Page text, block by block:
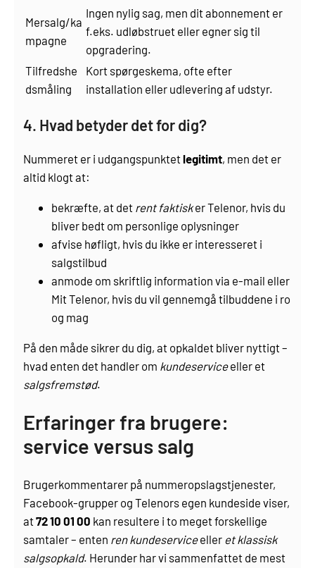
Mersalg/ka
mpagne
Ingen nylig sag, men dit abonnement er
f.eks. udløbs­truet eller egner sig til
opgradering.
Tilfredshe
ds­måling
Kort spørgeskema, ofte efter
installation eller udlevering af udstyr.
4. Hvad betyder det for dig?
Nummeret er i udgangspunktetlegitimt, men det er
altid klogt at:
bekræfte, at det rent faktisker Telenor, hvis du
bliver bedt om personlige oplysninger
afvise høfligt, hvis du ikke er interesseret i
salgstilbud
anmode om skriftlig information via e-mail eller
Mit Telenor, hvis du vil gennemgå tilbuddene i ro
og mag
På den måde sikrer du dig, at opkaldet bliver nyttigt –
hvad enten det handler om kundeserviceeller et
salgsfremstød.
Erfaringer fra brugere:
service versus salg
Brugerkommentarer på nummeropslagstjenester,
Facebook-grupper og Telenors egen kundeside viser,
at72 10 01 00 kan resultere i to meget forskellige
samtaler – enten ren kundeserviceeller et klassisk
salgsopkald. Herunder har vi sammenfattet de mest